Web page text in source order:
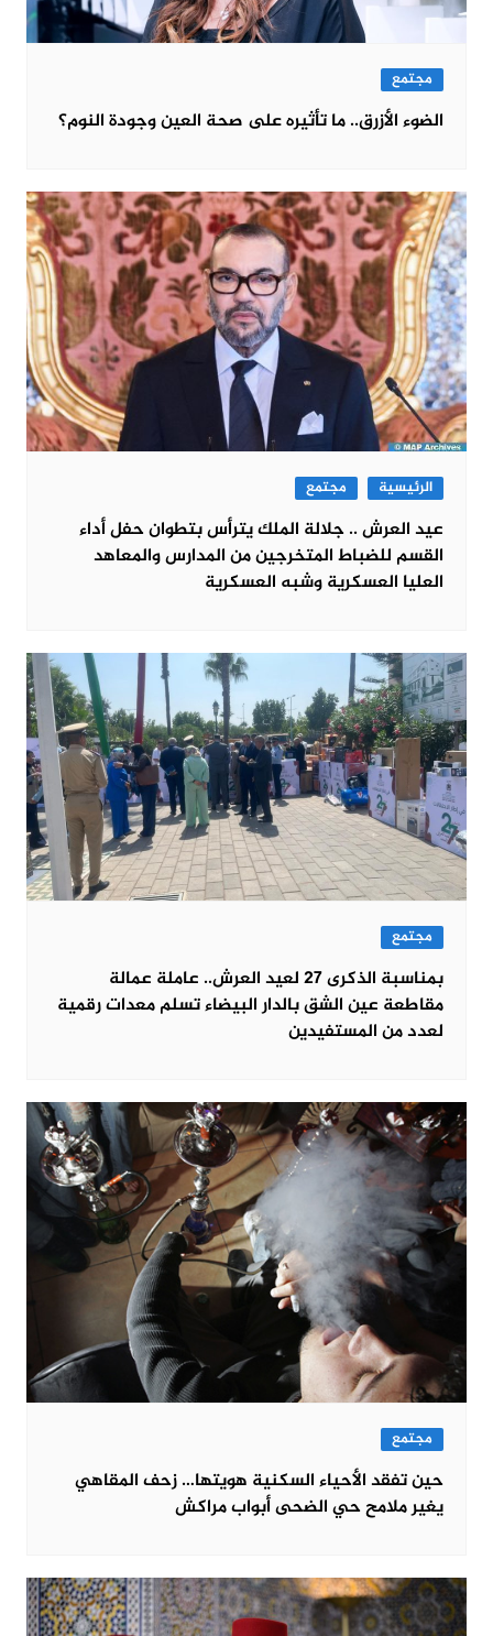
مجتمع
الضوء الأزرق.. ما تأثيره على صحة العين وجودة النوم؟
الرئيسية مجتمع
عيد العرش .. جلالة الملك يترأس بتطوان حفل أداء
القسم للضباط المتخرجين من المدارس والمعاهد
العليا العسكرية وشبه العسكرية
مجتمع
بمناسبة الذكرى 27 لعيد العرش.. عاملة عمالة
مقاطعة عين الشق بالدار البيضاء تسلم معدات رقمية
لعدد من المستفيدين
مجتمع
حين تفقد الأحياء السكنية هويتها… زحف المقاهي
يغير ملامح حي الضحى أبواب مراكش